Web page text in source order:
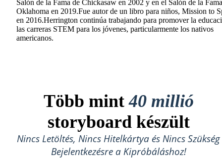
Salón de la Fama de Chickasaw en 2002 y en el Salón de la
Oklahoma en 2019.Fue autor de un libro para niños, Mission to
en 2016.Herrington continúa trabajando para promover la
las carreras STEM para los jóvenes, particularmente los nativos
americanos.
Több mint40 millió
storyboard készült
Nincs Letöltés, Nincs Hitelkártya és Nincs Szükség
Bejelentkezésre a Kipróbáláshoz!